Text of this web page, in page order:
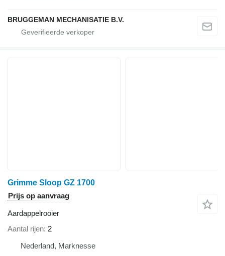
BRUGGEMAN MECHANISATIE B.V.
Grimme Sloop GZ 1700
Prijs op aanvraag
Aardappelrooier
Aantal rijen 2
Nederland, Marknesse